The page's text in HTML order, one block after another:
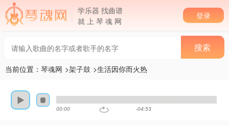
学乐器 找曲谱
就 上 琴 魂 网
登录
当前位置： 琴魂网 >架子鼓 >生活因你而火热
00:00 -04:53